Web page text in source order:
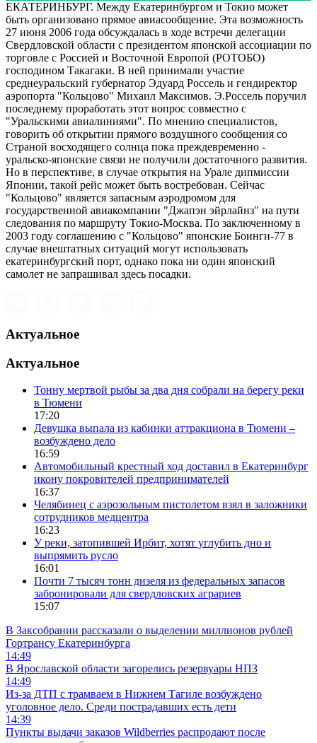
ЕКАТЕРИНБУРГ. Между Екатеринбургом и Токио может
быть организовано прямое авиасообщение. Эта возможность
27 июня 2006 года обсуждалась в ходе встречи делегации
Свердловской области с президентом японской ассоциации по
торговле с Россией и Восточной Европой (РОТОБО)
господином Такагаки. В ней принимали участие
среднеуральский губернатор Эдуард Россель и гендиректор
аэропорта "Кольцово" Михаил Максимов. Э.Россель поручил
последнему проработать этот вопрос совместно с
"Уральскими авиалиниями". По мнению специалистов,
говорить об открытии прямого воздушного сообщения со
Страной восходящего солнца пока преждевременно -
уральско-японские связи не получили достаточного развития.
Но в перспективе, в случае открытия на Урале дипмиссии
Японии, такой рейс может быть востребован. Сейчас
"Кольцово" является запасным аэродромом для
государственной авиакомпании "Джапэн эйрлайнз" на пути
следования по маршруту Токио-Москва. По заключенному в
2003 году соглашению с "Кольцово" японские Боинги-77 в
случае внештатных ситуаций могут использовать
екатеринбургский порт, однако пока ни один японский
самолет не запрашивал здесь посадки.
Актуальное
Актуальное
Тонну мертвой рыбы за два дня собрали на берегу реки
в Тюмени
17:20
Девушка выпала из кабинки аттракциона в Тюмени –
возбуждено дело
16:59
Автомобильный крестный ход доставил в Екатеринбург
икону покровителей предпринимателей
16:37
Челябинец с аэрозольным пистолетом взял в заложники
сотрудников медцентра
16:23
У реки, затопившей Ирбит, хотят углубить дно и
выпрямить русло
16:01
Почти 7 тысяч тонн дизеля из федеральных запасов
забронировали для свердловских аграриев
15:07
В Заксобрании рассказали о выделении миллионов рублей
Гортрансу Екатеринбурга
14:49
В Ярославской области загорелись резервуары НПЗ
14:49
Из-за ДТП с трамваем в Нижнем Тагиле возбуждено
уголовное дело. Среди пострадавших есть дети
14:39
Пункты выдачи заказов Wildberries распродают после